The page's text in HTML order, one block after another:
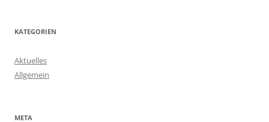
KATEGORIEN
Aktuelles
Allgemein
META